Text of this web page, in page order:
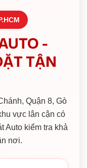
-
TẬN
Quận 8, Gò
vực lân cận có
Auto kiểm tra khả
nơi.